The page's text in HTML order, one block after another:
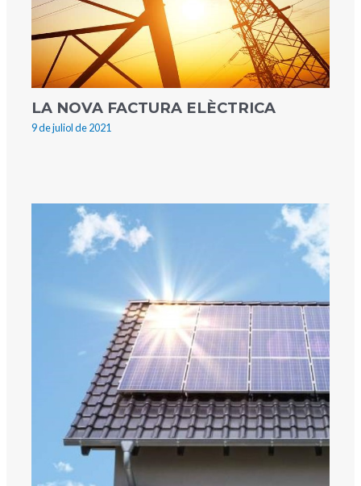
LA NOVA FACTURA ELÈCTRICA
9 de juliol de 2021